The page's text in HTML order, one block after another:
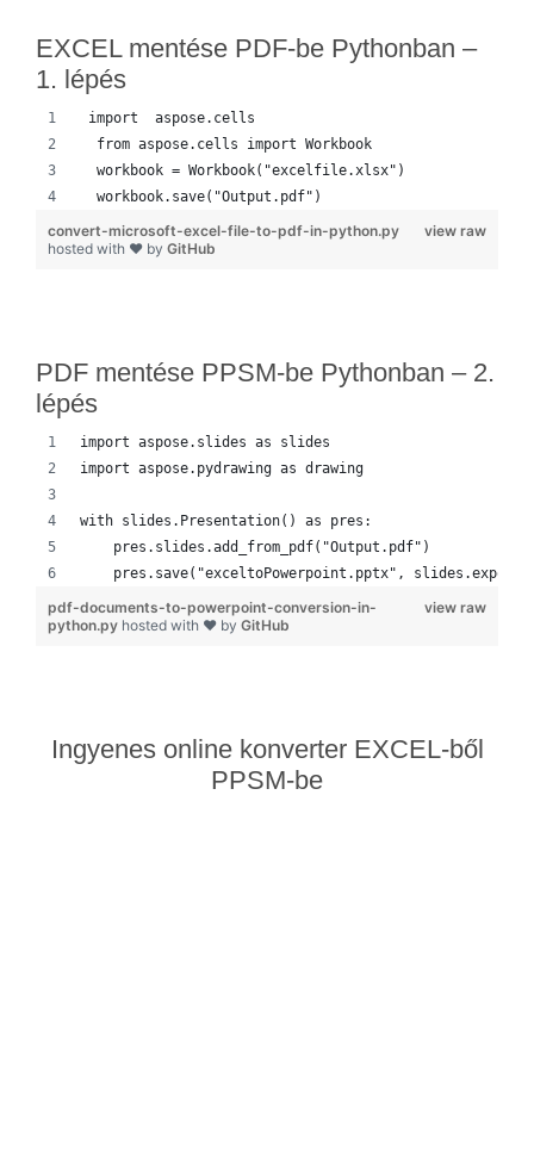
EXCEL mentése PDF-be Pythonban –
1. lépés
import  aspose.cells
  from aspose.cells import Workbook
  workbook = Workbook("excelfile.xlsx")
  workbook.save("Output.pdf")
view raw
convert-microsoft-excel-file-to-pdf-in-python.py
hosted with ❤ by GitHub
PDF mentése PPSM-be Pythonban – 2.
lépés
import aspose.slides as slides
import aspose.pydrawing as drawing
with slides.Presentation() as pres:
    pres.slides.add_from_pdf("Output.pdf")
pres.save("exceltoPowerpoint.pptx",
view raw
pdf-documents-to-powerpoint-conversion-in-
python.py hosted with ❤ by GitHub
Ingyenes online konverter EXCEL-ből
PPSM-be